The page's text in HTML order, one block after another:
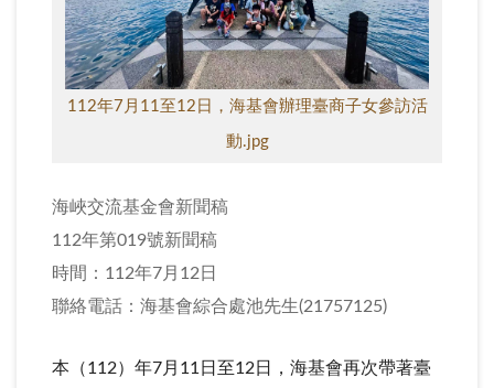
112年7月11至12日，海基會辦理臺商子女參訪活
動.jpg
海峽交流基金會新聞稿
112年第019號新聞稿
時間：112年7月12日
聯絡電話：海基會綜合處池先生(21757125)
本（112）年7月11日至12日，海基會再次帶著臺